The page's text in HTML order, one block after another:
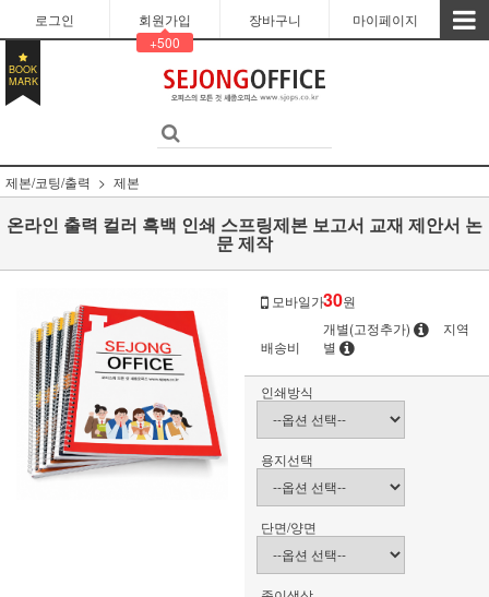
로그인
회원가입
+500
장바구니 마이페이지
BOOK
MARK
제본/코팅/출력 제본
온라인 출력 컬러 흑백 인쇄 스프링제본 보고서 교재 제안서 논
문 제작
모바일가30원
배송비
개별(고정추가)
지역
별
인쇄방식
용지선택
단면/양면